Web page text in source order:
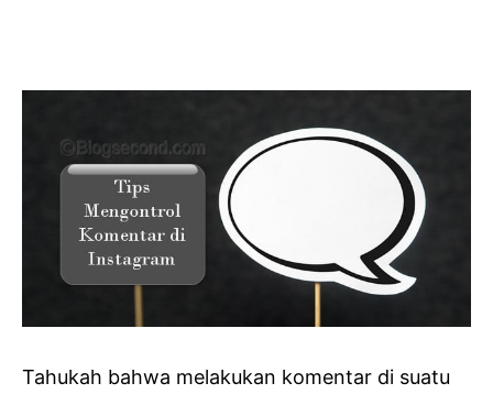
Tahukah bahwa melakukan komentar di suatu